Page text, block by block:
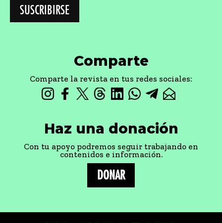
Comparte
Comparte la revista en tus redes sociales:
Haz una donación
Con tu apoyo podremos seguir trabajando en
contenidos e información.
DONAR